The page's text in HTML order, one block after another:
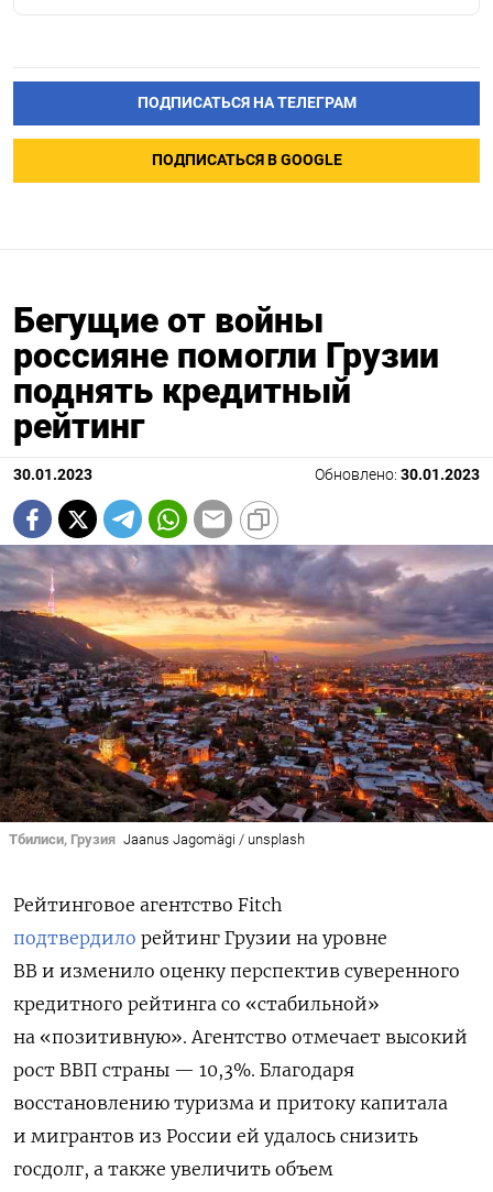
ПОДПИСАТЬСЯ НА ТЕЛЕГРАМ
ПОДПИСАТЬСЯ В GOOGLE
Бегущие от войны
россияне помогли Грузии
поднять кредитный
рейтинг
30.01.2023 Обновлено: 30.01.2023
Тбилиси, Грузия Jaanus Jagomägi / unsplash
Рейтинговое агентство Fitch
подтвердило рейтинг Грузии на уровне
BB и изменило оценку перспектив суверенного
кредитного рейтинга со «стабильной»
на «позитивную». Агентство отмечает высокий
рост ВВП страны — 10,3%. Благодаря
восстановлению туризма и притоку капитала
и мигрантов из России ей удалось снизить
госдолг, а также увеличить объем